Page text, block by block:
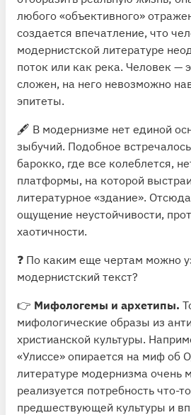
любого «объективного»
создается впечатление, что
модернистской литературе
поток или как река. Человек —
сложен, на него невозможно
эпитеты.
🖋 В модернизме нет единой
зыбучий. Подобное
барокко, где все колеблется,
платформы, на которой
литературное «здание».
ощущение неустойчивости,
хаотичности.
❓ По каким еще чертам можно
модернистский текст?
👉 Мифологемы и архетипы.
мифологические образы из
христианской культуры.
«Улиссе» опирается на миф об
литературе модернизма очень
реализуется потребность что-
предшествующей культуры и